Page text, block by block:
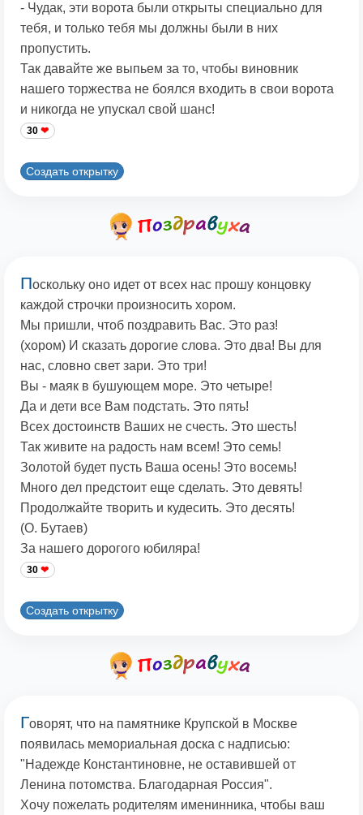
- Чудак, эти ворота были открыты специально для
тебя, и только тебя мы должны были в них
пропустить.
Так давайте же выпьем за то, чтобы виновник
нашего торжества не боялся входить в свои ворота
и никогда не упускал свой шанс!
30
Создать открытку
Поскольку оно идет от всех нас прошу концовку
каждой строчки произносить хором.
Мы пришли, чтоб поздравить Вас. Это раз!
(хором) И сказать дорогие слова. Это два! Вы для
нас, словно свет зари. Это три!
Вы - маяк в бушующем море. Это четыре!
Да и дети все Вам подстать. Это пять!
Всех достоинств Ваших не счесть. Это шесть!
Так живите на радость нам всем! Это семь!
Золотой будет пусть Ваша осень! Это восемь!
Много дел предстоит еще сделать. Это девять!
Продолжайте творить и кудесить. Это десять!
(О. Бутаев)
За нашего дорогого юбиляра!
30
Создать открытку
Говорят, что на памятнике Крупской в Москве
появилась мемориальная доска с надписью:
"Надежде Константиновне, не оставившей от
Ленина потомства. Благодарная Россия".
Хочу пожелать родителям именинника, чтобы ваш